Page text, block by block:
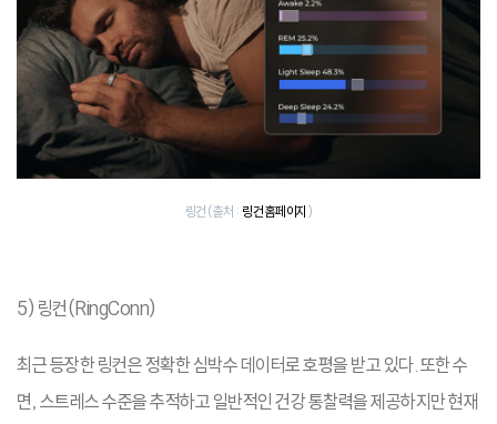
링컨 (출처 : 링컨 홈페이지 )
5) 링컨(RingConn)
최근 등장한 링컨은 정확한 심박수 데이터로 호평을 받고 있다. 또한 수
면, 스트레스 수준을 추적하고 일반적인 건강 통찰력을 제공하지만 현재